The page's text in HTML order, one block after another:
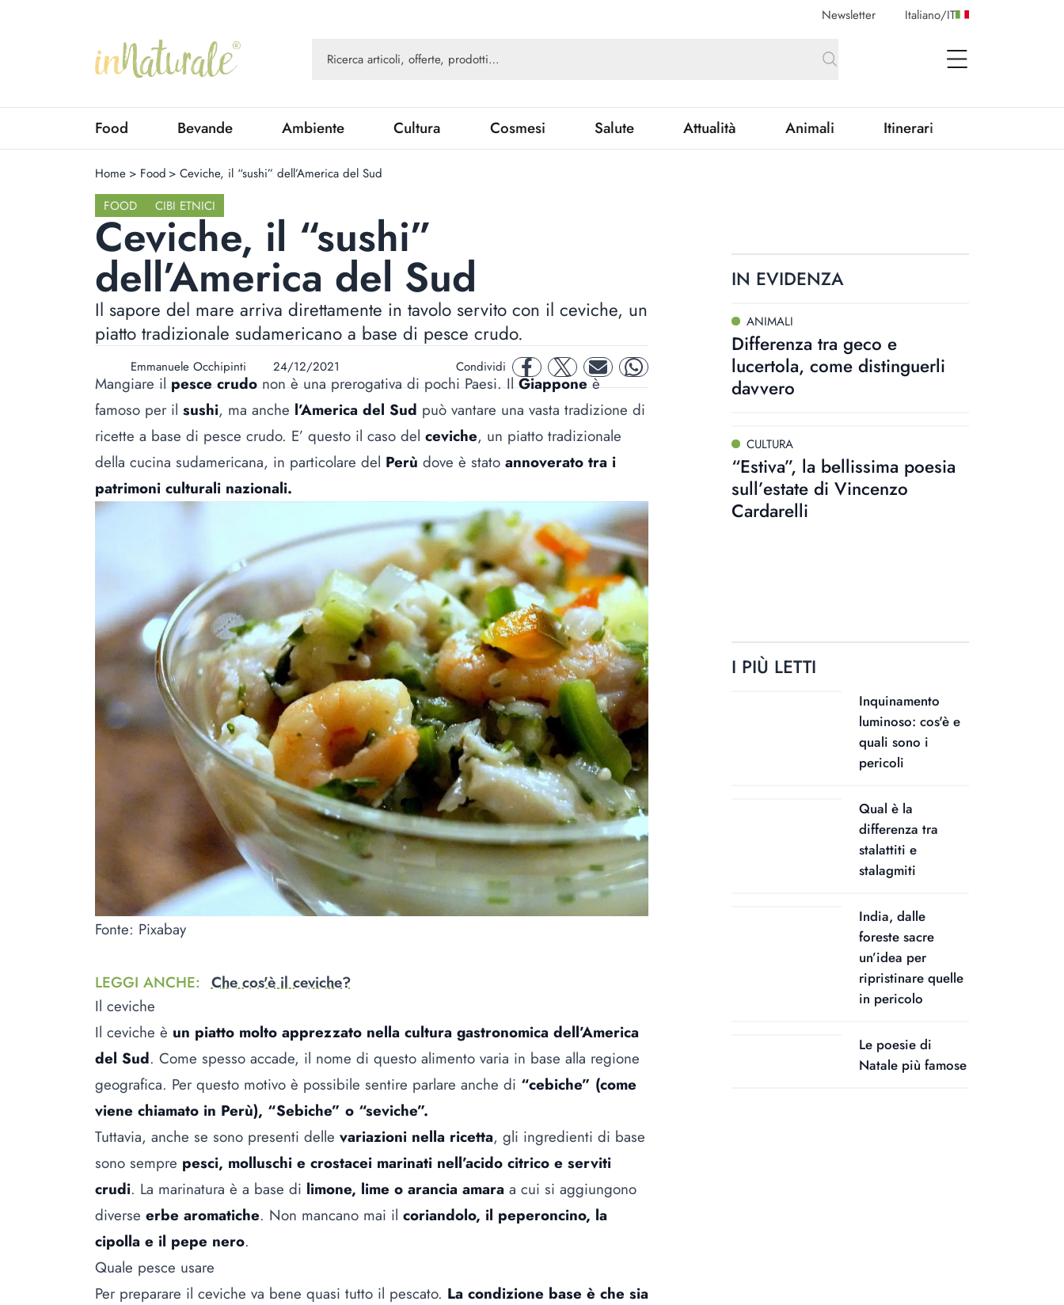
Newsletter Italiano/IT
open Menu
Food Bevande Ambiente Cultura Cosmesi Salute Attualità Animali Itinerari
Home > Food > Ceviche, il “sushi” dell’America del Sud
FOOD
CIBI ETNICI
Ceviche, il “sushi”
dell’America del Sud
Il sapore del mare arriva direttamente in tavolo servito con il ceviche, un
piatto tradizionale sudamericano a base di pesce crudo.
Emmanuele Occhipinti 24/12/2021 Condividi facebooktwitter mail whatsapp
Mangiare ilpesce crudonon è una prerogativa di pochi Paesi. IlGiapponeè
famoso per il sushi, ma anche l’America del Sud può vantare una vasta tradizione di
ricette a base di pesce crudo. E’ questo il caso del ceviche, un piatto tradizionale
della cucina sudamericana, in particolare del Perù dove è stato annoverato tra i
patrimoni culturali nazionali.
Fonte: Pixabay
LEGGI ANCHE: Che cos'è il ceviche?
Il ceviche
Il ceviche è un piatto molto apprezzato nella cultura gastronomica dell’America
del Sud. Come spesso accade, il nome di questo alimento varia in base alla regione
geografica. Per questo motivo è possibile sentire parlare anche di “cebiche” (come
viene chiamato in Perù), “Sebiche” o “seviche”.
Tuttavia, anche se sono presenti delle variazioni nella ricetta, gli ingredienti di base
sono sempre pesci, molluschi e crostacei marinati nell’acido citrico e serviti
crudi. La marinatura è a base di limone, lime o arancia amara a cui si aggiungono
diverse erbe aromatiche. Non mancano mai il coriandolo, il peperoncino, la
cipolla e il pepe nero.
Quale pesce usare
Per preparare il ceviche va bene quasi tutto il pescato. La condizione base è che sia
IN EVIDENZA
ANIMALI
Differenza tra geco e
lucertola, come distinguerli
davvero
CULTURA
“Estiva”, la bellissima poesia
sull’estate di Vincenzo
Cardarelli
I PIÙ LETTI
Inquinamento
luminoso: cos'è e
quali sono i
pericoli
Qual è la
differenza tra
stalattiti e
stalagmiti
India, dalle
foreste sacre
un’idea per
ripristinare quelle
in pericolo
Le poesie di
Natale più famose